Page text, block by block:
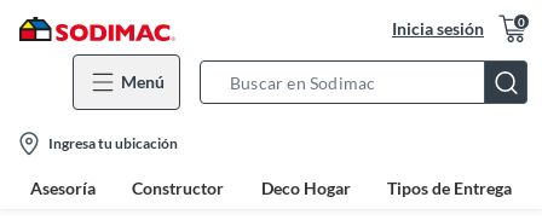
Inicia sesión 0
Menú
Bar
location-
icon
Ingresa tu ubicación
Asesoría Constructor Deco Hogar Tipos de Entrega